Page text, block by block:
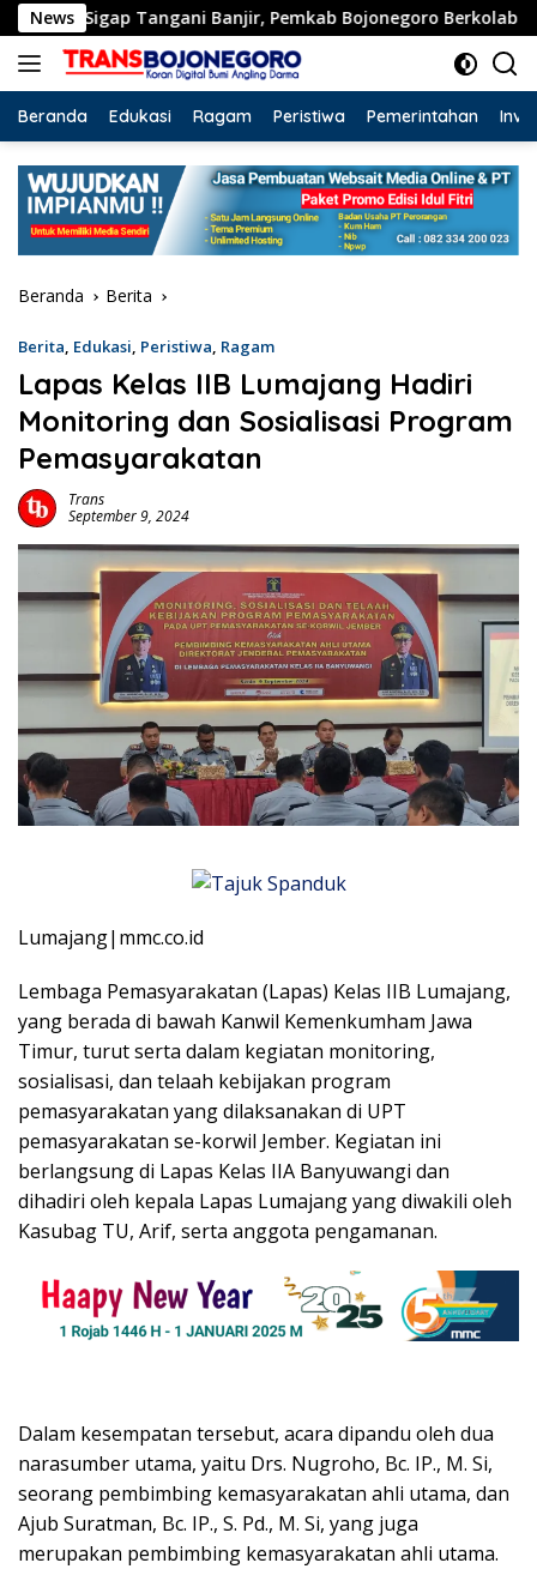
Langsung
ke
konten
News
Sigap Tangani Banjir, Pemkab Bojonegoro Berkolaborasi
Beranda Edukasi Ragam Peristiwa Pemerintahan
Beranda Berita
Berita, Edukasi, Peristiwa, Ragam
Lapas Kelas IIB Lumajang Hadiri
Monitoring dan Sosialisasi Program
Pemasyarakatan
Trans
September 9, 2024
Lumajang|mmc.co.id
Lembaga Pemasyarakatan (Lapas) Kelas IIB Lumajang,
yang berada di bawah Kanwil Kemenkumham Jawa
Timur, turut serta dalam kegiatan monitoring,
sosialisasi, dan telaah kebijakan program
pemasyarakatan yang dilaksanakan di UPT
pemasyarakatan se-korwil Jember. Kegiatan ini
berlangsung di Lapas Kelas IIA Banyuwangi dan
dihadiri oleh kepala Lapas Lumajang yang diwakili oleh
Kasubag TU, Arif, serta anggota pengamanan.
Dalam kesempatan tersebut, acara dipandu oleh dua
narasumber utama, yaitu Drs. Nugroho, Bc. IP., M. Si,
seorang pembimbing kemasyarakatan ahli utama, dan
Ajub Suratman, Bc. IP., S. Pd., M. Si, yang juga
merupakan pembimbing kemasyarakatan ahli utama.